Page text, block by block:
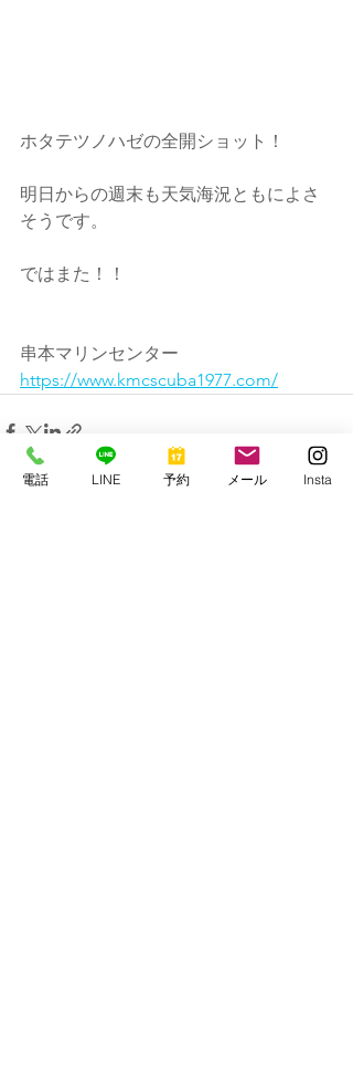
ホタテツノハゼの全開ショット！
明日からの週末も天気海況ともによさ
そうです。
ではまた！！
串本マリンセンター
https://www.kmcscuba1977.com/
電話 LINE 予約 メール Insta